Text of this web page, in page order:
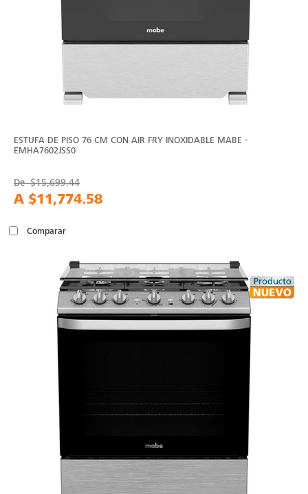
ESTUFA DE PISO 76 CM CON AIR FRY INOXIDABLE MABE -
EMHA7602JSS0
De$15,699.44
A $11,774.58
Comparar